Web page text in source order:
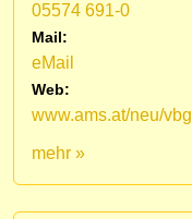
05574 691-0
Mail:
eMail
Web:
www.ams.at/neu/vbg
mehr »